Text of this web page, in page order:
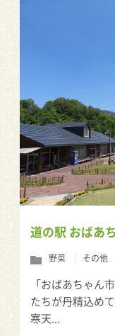
道の駅 おばあ
野菜 その他
「おばあちゃん
たちが丹精込め
寒天...